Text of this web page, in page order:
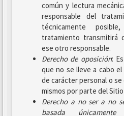
común y lectura
responsable del
técnicamente
tratamiento transmitirá
ese otro responsable.
Derecho de oposición:
que no se lleve a cabo
de carácter personal o
mismos por parte del Sitio
Derecho a no ser a no
basada